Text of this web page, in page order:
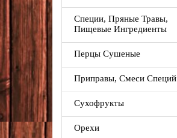
Специи, Пряные Травы,
Пищевые Ингредиенты
Перцы Сушеные
Приправы, Смеси Специй
Сухофрукты
Орехи